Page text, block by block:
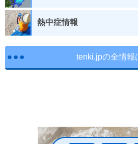
熱中症情報
tenki.jpの全情報